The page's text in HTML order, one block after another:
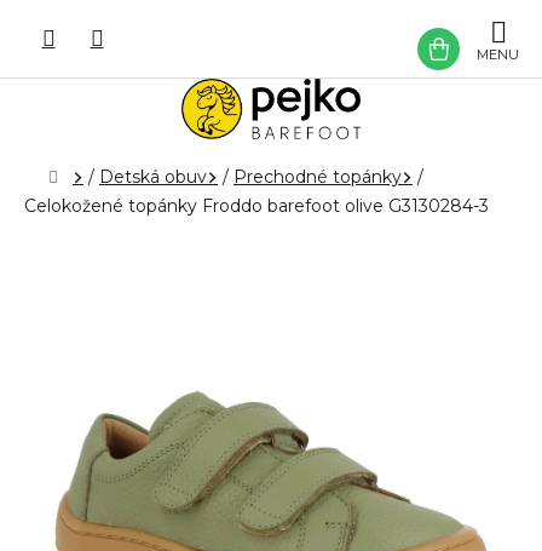
obsah
Domov
/ Detská obuv / Prechodné topánky
/
Celokožené topánky Froddo barefoot olive G3130284-3